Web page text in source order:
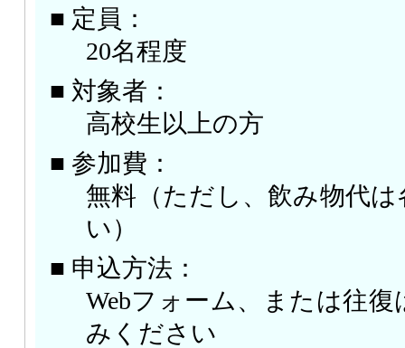
■ 定員：
20名程度
■ 対象者：
高校生以上の方
■ 参加費：
無料（ただし、飲み物代
い）
■ 申込方法：
Webフォーム、または往
みください